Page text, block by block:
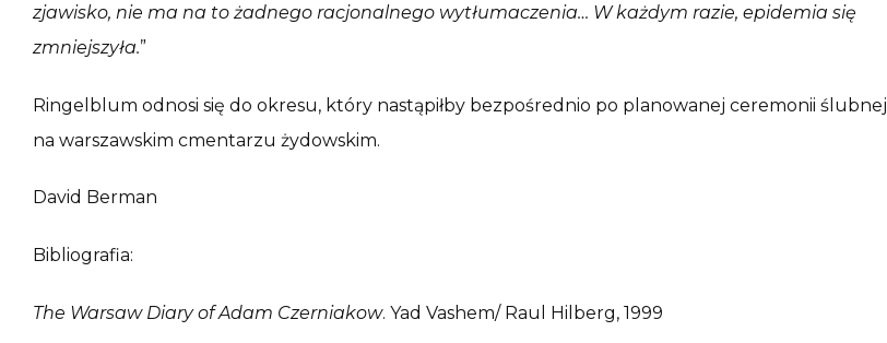
zjawisko, nie ma na to żadnego racjonalnego wytłumaczenia… W każdym razie, epidemia się
zmniejszyła.”
Ringelblum odnosi się do okresu, który nastąpiłby bezpośrednio po planowanej ceremonii ślubnej
na warszawskim cmentarzu żydowskim.
David Berman
Bibliografia:
The Warsaw Diary of Adam Czerniakow. Yad Vashem/ Raul Hilberg, 1999